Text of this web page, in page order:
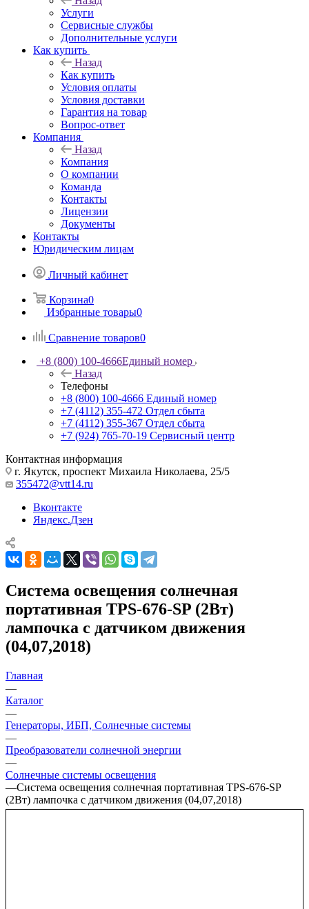
Услуги
Сервисные службы
Дополнительные услуги
Как купить
Назад
Как купить
Условия оплаты
Условия доставки
Гарантия на товар
Вопрос-ответ
Компания
Назад
Компания
О компании
Команда
Контакты
Лицензии
Документы
Контакты
Юридическим лицам
Личный кабинет
Корзина0
Избранные товары0
Сравнение товаров0
+8 (800) 100-4666Единый номер
Назад
Телефоны
+8 (800) 100-4666 Единый номер
+7 (4112) 355-472 Отдел сбыта
+7 (4112) 355-367 Отдел сбыта
+7 (924) 765-70-19 Сервисный центр
Контактная информация
г. Якутск, проспект Михаила Николаева, 25/5
355472@vtt14.ru
Вконтакте
Яндекс.Дзен
Система освещения солнечная
портативная TPS-676-SP (2Вт)
лампочка с датчиком движения
(04,07,2018)
Главная
—
Каталог
—
Генераторы, ИБП, Солнечные системы
—
Преобразователи солнечной энергии
—
Солнечные системы освещения
—Система освещения солнечная портативная TPS-676-SP
(2Вт) лампочка с датчиком движения (04,07,2018)